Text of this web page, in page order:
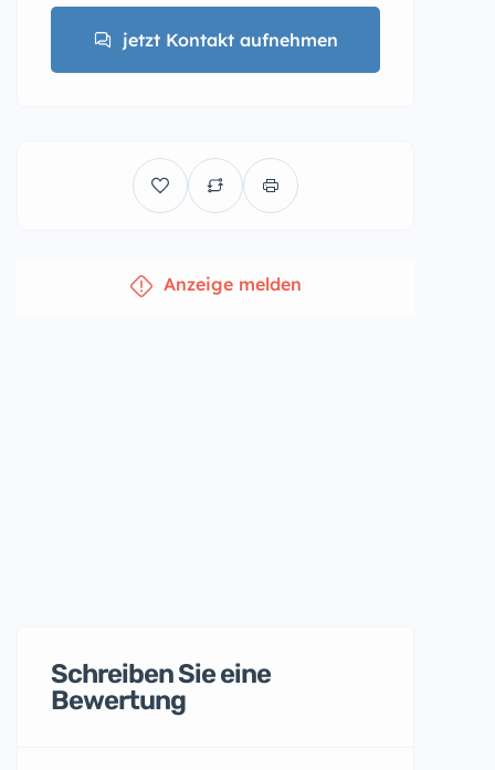
jetzt Kontakt aufnehmen
Anzeige melden
Schreiben Sie eine
Bewertung